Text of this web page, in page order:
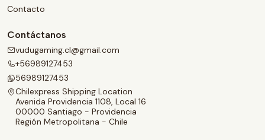
Contacto
Contáctanos
vudugaming.cl@gmail.com
+56989127453
56989127453
Chilexpress Shipping Location
Avenida Providencia 1108, Local 16
00000 Santiago - Providencia
Región Metropolitana - Chile